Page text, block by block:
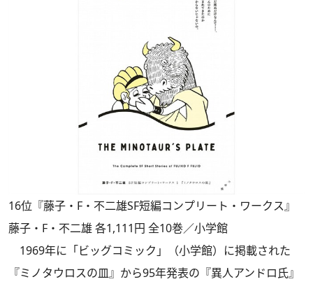
16位『藤子・F・不二雄SF短編コンプリート・ワークス』
藤子・F・不二雄 各1,111円 全10巻／小学館
1969年に「ビッグコミック」（小学館）に掲載された
『ミノタウロスの皿』から95年発表の『異人アンドロ氏』